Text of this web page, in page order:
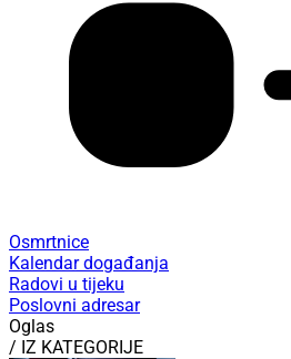
Osmrtnice
Kalendar događanja
Radovi u tijeku
Poslovni adresar
Oglas
/ IZ KATEGORIJE